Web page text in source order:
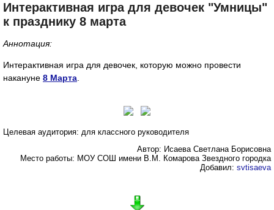
Интерактивная игра для девочек "Умницы"
к празднику 8 марта
Аннотация:
Интерактивная игра для девочек, которую можно провести
накануне 8 Марта.
Целевая аудитория: для классного руководителя
Автор: Исаева Светлана Борисовна
Место работы: МОУ СОШ имени В.М. Комарова Звездного городка
Добавил: svtisaeva